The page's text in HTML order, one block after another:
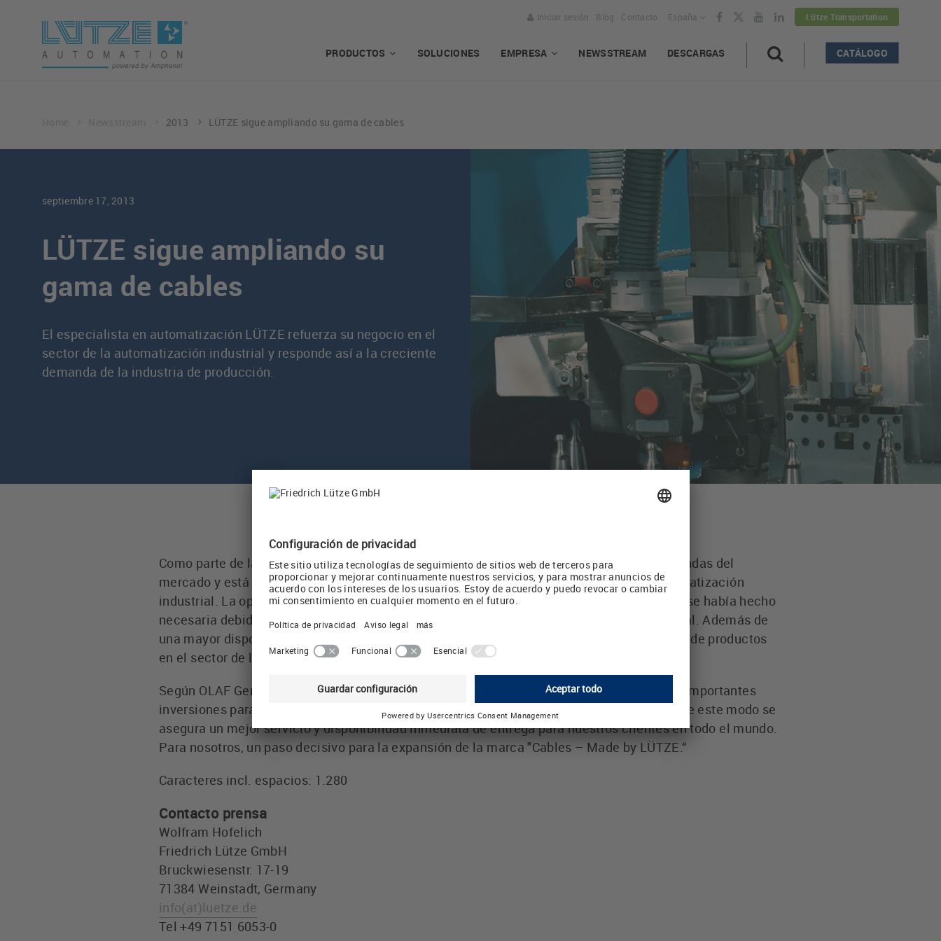
Lütze Transportation
España
Iniciar sesión Blog Contacto
PRODUCTOS SOLUCIONES EMPRESA NEWSSTREAM DESCARGAS CATÁLOGO
2013 LÜTZE sigue ampliando su gama de cables
septiembre 17, 2013
LÜTZE sigue ampliando su
gama de cables
El especialista en automatización LÜTZE refuerza su negocio en el
sector de la automatización industrial y responde así a la creciente
demanda de la industria de producción.
Como parte de la reorganización, LÜTZE está adaptando su cartera a las crecientes demandas del
mercado y está expandiendo significativamente su línea de servicios y servicios de automatización
industrial. La optimización del programa de cables en lugares de importancia estratégica se había hecho
necesaria debido a la demanda cada vez mayor de una industria productora a nivel mundial. Además de
una mayor disponibilidad de numerosos cables, incluye también la ampliación de la gama de productos
en el sector de la automatización industrial.
Según OLAF Gerberding, gerente de ventas de Friedrich Lütze GmbH, también se hicieron importantes
inversiones para optimizar la logística, y para ampliar el almacén central en Weinstadt: "De este modo se
asegura un mejor servicio y disponibilidad inmediata de entrega para nuestros clientes en todo el mundo.
Para nosotros, un paso decisivo para la expansión de la marca "Cables – Made by LÜTZE.“
Caracteres incl. espacios: 1.280
Contacto prensa
Wolfram Hofelich
Friedrich Lütze GmbH
Bruckwiesenstr. 17-19
71384 Weinstadt, Germany
info(at)luetze.de
Tel +49 7151 6053-0